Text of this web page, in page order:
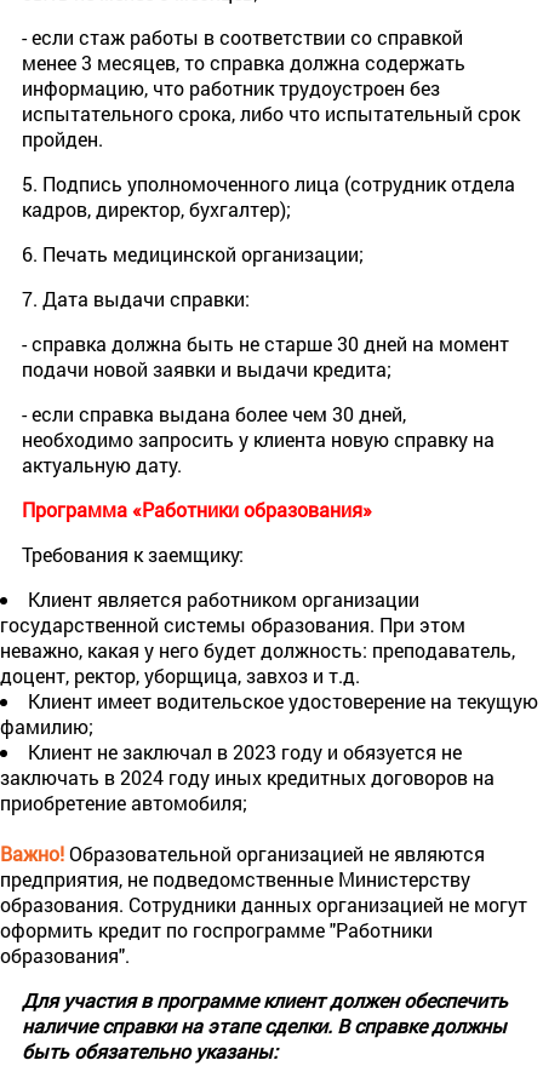
- если стаж работы в соответствии со справкой
менее 3 месяцев, то справка должна содержать
информацию, что работник трудоустроен без
испытательного срока, либо что испытательный срок
пройден.
5. Подпись уполномоченного лица (сотрудник отдела
кадров, директор, бухгалтер);
6. Печать медицинской организации;
7. Дата выдачи справки:
- справка должна быть не старше 30 дней на момент
подачи новой заявки и выдачи кредита;
- если справка выдана более чем 30 дней,
необходимо запросить у клиента новую справку на
актуальную дату.
Программа «Работники образования»
Требования к заемщику:
Клиент является работником организации
государственной системы образования. При этом
неважно, какая у него будет должность: преподаватель,
доцент, ректор, уборщица, завхоз и т.д.
Клиент имеет водительское удостоверение на текущую
фамилию;
Клиент не заключал в 2023 году и обязуется не
заключать в 2024 году иных кредитных договоров на
приобретение автомобиля;
Важно!Образовательной организацией не являются
предприятия, не подведомственные Министерству
образования. Сотрудники данных организацией не могут
оформить кредит по госпрограмме "Работники
образования".
Для участия в программе клиент должен обеспечить
наличие справки на этапе сделки. В справке должны
быть обязательно указаны: